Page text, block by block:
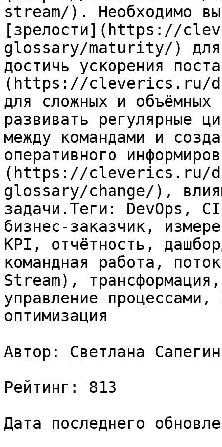
stream/). Необходимо
[зрелости](https://
glossary/maturity/) для
достичь ускорения
(https://cleverics.ru/
для сложных и
развивать регулярные
между командами и
оперативного
(https://cleverics.ru/
glossary/change/),
задачи.Теги: DevOps,
бизнес-заказчик,
KPI, отчётность,
командная работа,
Stream),
управление
оптимизация
Автор: Светлана
Рейтинг: 813
Дата последнего